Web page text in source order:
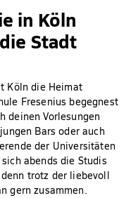
in Köln
Stadt
Köln die Heimat
Fresenius begegnest
deinen Vorlesungen
Bars oder auch
der Universitäten
abends die Studis
trotz der liebevoll
gern zusammen.